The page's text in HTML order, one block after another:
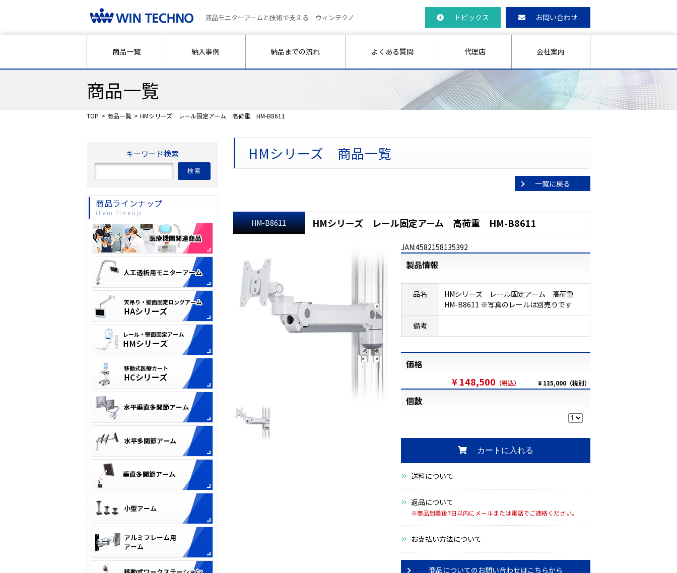
液晶モニターアームと技術で支える ウィンテクノ トピックス お問い合わせ
商品一覧 納入事例 納品までの流れ よくある質問 代理店 会社案内
商品一覧
TOP 商品一覧 HMシリーズ レール固定アーム 高荷重 HM-B8611
HMシリーズ 商品一覧
一覧に戻る
HM-B8611 HMシリーズ レール固定アーム 高荷重 HM-B8611
JAN:4582158135392
製品情報
品名
HMシリーズ レール固定アーム 高荷重
HM-B8611 ※写真のレールは別売りです
備考
価格
¥ 148,500 （税込） ¥ 135,000（税別）
個数
カートに入れる
送料について
返品について
※商品到着後7日以内にメールまたは電話でご連絡ください。
お支払い方法について
商品についてのお問い合わせはこちらから
キーワード検索
検索
商品ラインナップ
item lineup